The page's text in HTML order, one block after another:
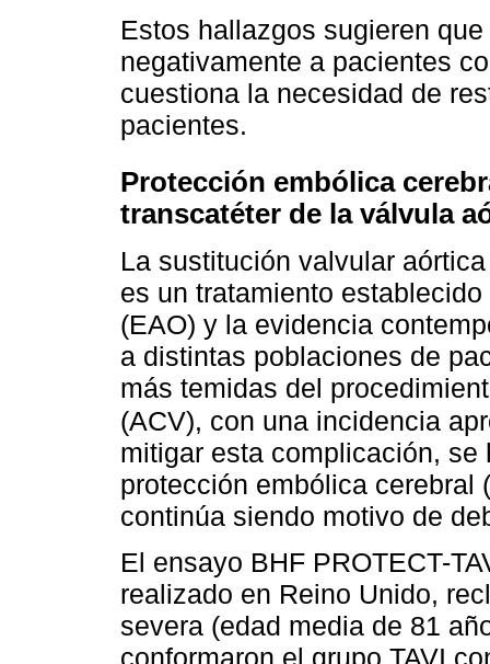
Estos hallazgos sugieren
negativamente a pacientes
cuestiona la necesidad de
pacientes.
Protección embólica
transcatéter de la válvula
La sustitución valvular
es un tratamiento
(EAO) y la evidencia
a distintas poblaciones de
más temidas del
(ACV), con una incidencia
mitigar esta complicación,
protección embólica cerebral
continúa siendo motivo de
El ensayo BHF PROTECT-
realizado en Reino Unido,
severa (edad media de 81